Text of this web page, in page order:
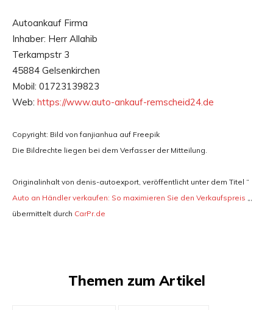
Autoankauf Firma
Inhaber: Herr Allahib
Terkampstr 3
45884 Gelsenkirchen
Mobil: 01723139823
Web: https://www.auto-ankauf-remscheid24.de
Copyright: Bild von fanjianhua auf Freepik
Die Bildrechte liegen bei dem Verfasser der Mitteilung.
Originalinhalt von denis-autoexport, veröffentlicht unter dem Titel “
Auto an Händler verkaufen: So maximieren Sie den Verkaufspreis „,
übermittelt durch CarPr.de
Themen zum Artikel